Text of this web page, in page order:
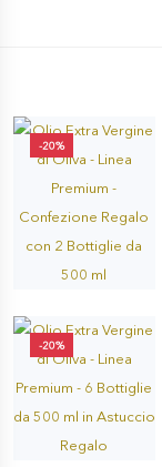
-20%
-20%